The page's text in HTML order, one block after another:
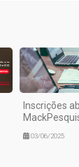
Inscrições
03/06/2025